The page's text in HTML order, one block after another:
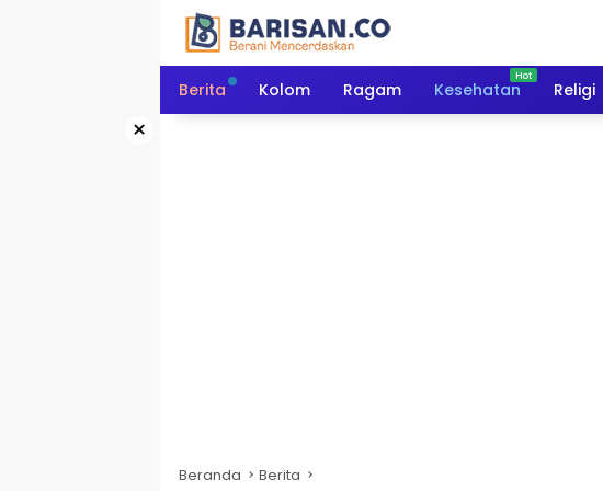
Berita Kolom Ragam Kesehatan Religi
×
Beranda Berita